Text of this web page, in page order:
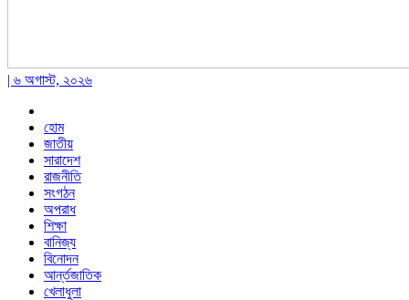
| ৬ অগাস্ট, ২০২৬
হোম
জাতীয়
সারাদেশ
রাজনীতি
সংগঠন
অপরাধ
শিক্ষা
বানিজ্য
বিনোদন
আর্ন্তজাতিক
খেলাধুলা